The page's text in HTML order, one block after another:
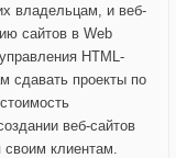
владельцам, и веб-
сайтов в Web
HTML-
сдавать проекты по
веб-сайтов
клиентам.